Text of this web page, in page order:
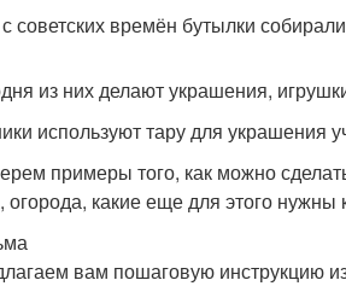
советских времён бутылки
из них делают украшения,
используют тару для украшения
примеры того, как можно
огорода, какие еще для этого
вам пошаговую инструкцию